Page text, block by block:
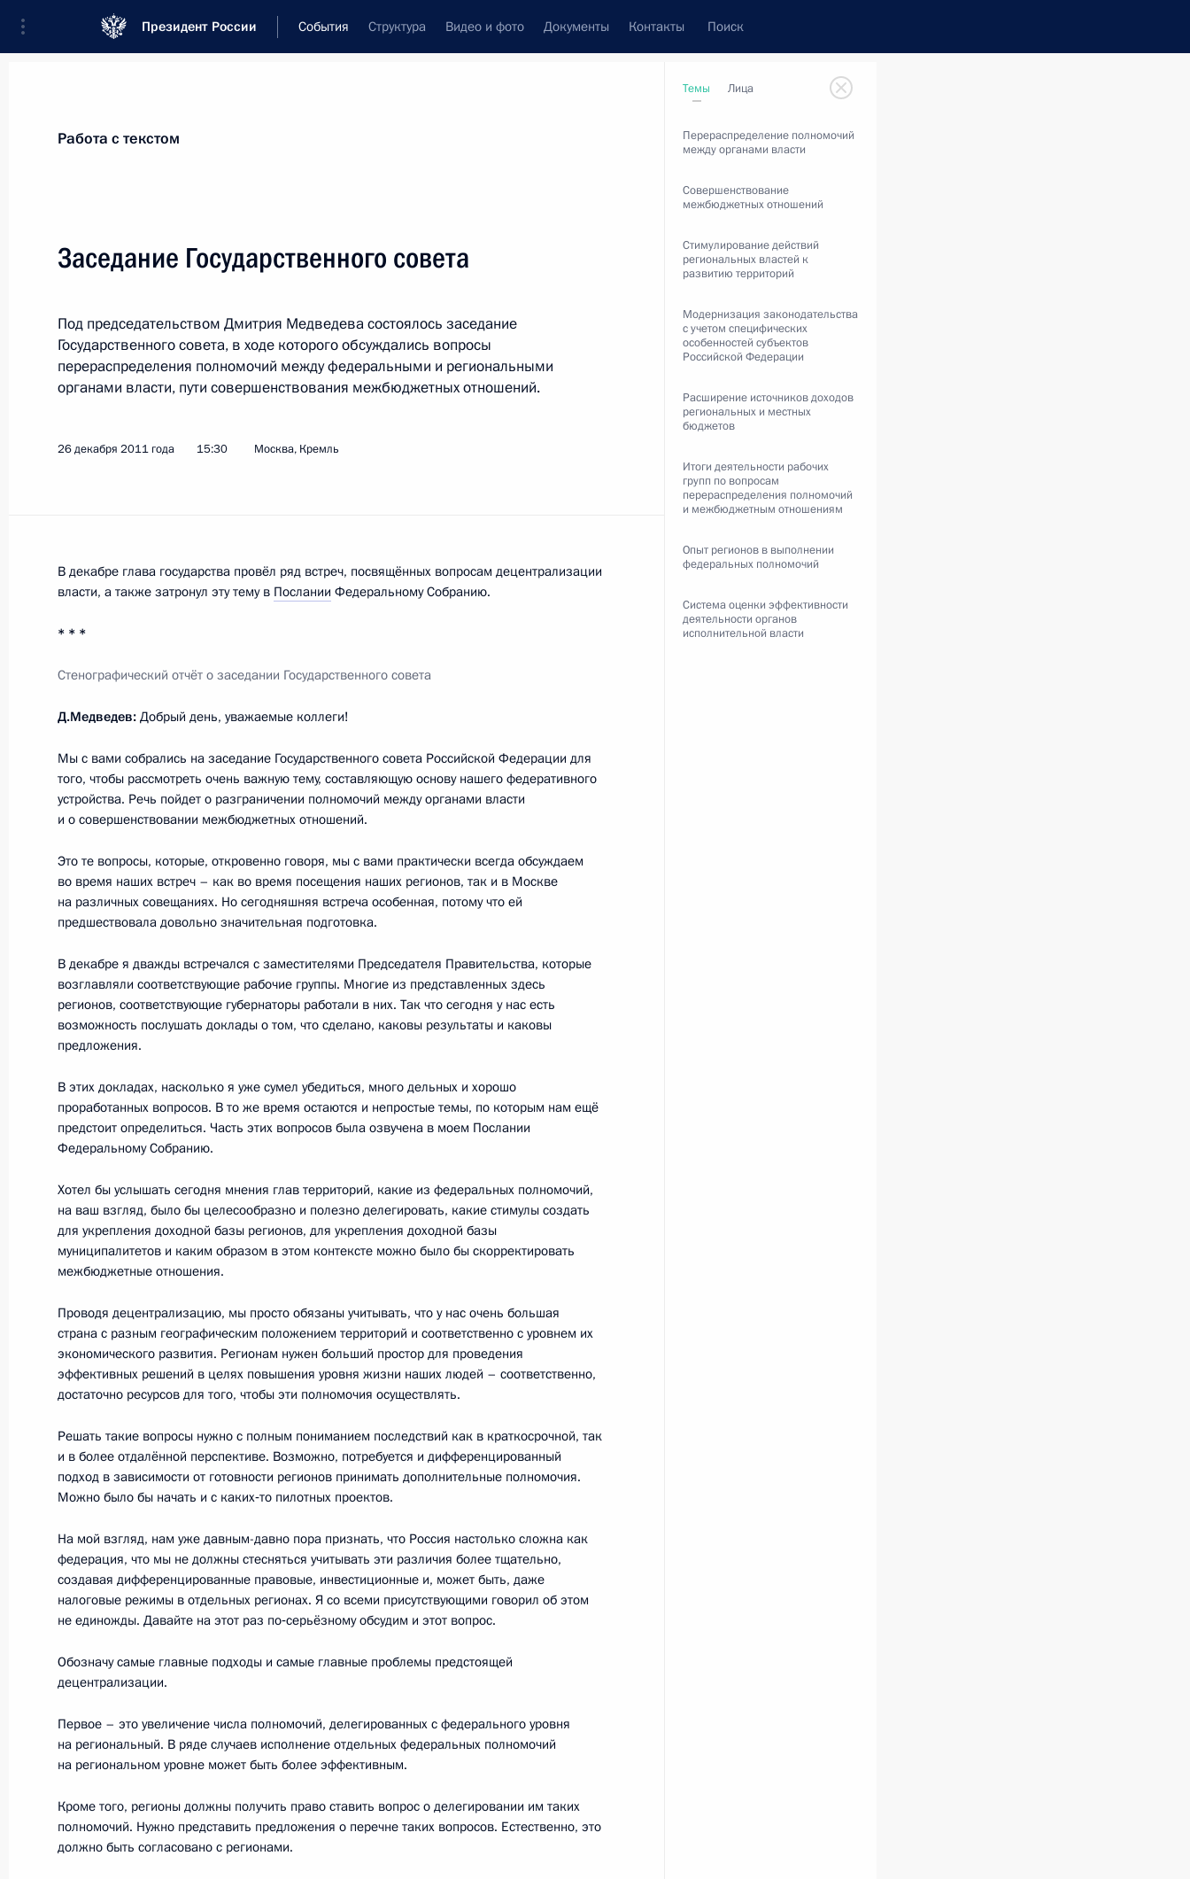
Президент России События Структура Видео и фото Документы Контакты Поиск
Комиссии и советы
январь, 2012
Новости
Послания Федеральному Собранию
Совещания, заседания, рабочие встречи
Речи и обращения
Пресс-конференции
Статьи
Встреча с Главой Палестинской национальной администрации
Махмудом Аббасом
управления
19 января 2012 года, 15:00 Москва
18 января 2012 года, среда
Совещание по экономическим вопросам
Вручение знамени Следственного комитета России
17 января 2012 года, вторник
17 января 2012 года, 13:30 Московская область, Горки
16 января 2012 года, понедельник
Заседание президиума Государственного совета об усилении
государственных гарантий защиты прав потребителей
16 января 2012 года, 19:00 Саранск
Рабочая встреча с Главой Республики Мордовии Николаем
Меркушкиным
Саранск
13 января 2012 года, пятница
Встреча с руководством Генпрокуратуры и представителями
международного прокурорского сообщества
13 января 2012 года, 14:30
12 января 2012 года, четверг
Дмитрий Медведев провёл совещание с руководством ряда
российских банков
12 января 2012 года, 14:30
Работа с текстом
Заседание Государственного совета
Под председательством Дмитрия Медведева состоялось заседание
Государственного совета, в ходе которого обсуждались вопросы
перераспределения полномочий между федеральными и региональными
органами власти, пути совершенствования межбюджетных отношений.
26 декабря 2011 года 15:30 Москва, Кремль
В декабре глава государства провёл ряд встреч, посвящённых вопросам децентрализации
власти, а также затронул эту тему в Послании Федеральному Собранию.
* * *
Стенографический отчёт о заседании Государственного совета
Д.Медведев: Добрый день, уважаемые коллеги!
Мы с вами собрались на заседание Государственного совета Российской Федерации для
того, чтобы рассмотреть очень важную тему, составляющую основу нашего федеративного
устройства. Речь пойдет о разграничении полномочий между органами власти
и о совершенствовании межбюджетных отношений.
Это те вопросы, которые, откровенно говоря, мы с вами практически всегда обсуждаем
во время наших встреч – как во время посещения наших регионов, так и в Москве
на различных совещаниях. Но сегодняшняя встреча особенная, потому что ей
предшествовала довольно значительная подготовка.
В декабре я дважды встречался с заместителями Председателя Правительства, которые
возглавляли соответствующие рабочие группы. Многие из представленных здесь
регионов, соответствующие губернаторы работали в них. Так что сегодня у нас есть
возможность послушать доклады о том, что сделано, каковы результаты и каковы
предложения.
В этих докладах, насколько я уже сумел убедиться, много дельных и хорошо
проработанных вопросов. В то же время остаются и непростые темы, по которым нам ещё
предстоит определиться. Часть этих вопросов была озвучена в моем Послании
Федеральному Собранию.
Хотел бы услышать сегодня мнения глав территорий, какие из федеральных полномочий,
на ваш взгляд, было бы целесообразно и полезно делегировать, какие стимулы создать
для укрепления доходной базы регионов, для укрепления доходной базы
муниципалитетов и каким образом в этом контексте можно было бы скорректировать
межбюджетные отношения.
Проводя децентрализацию, мы просто обязаны учитывать, что у нас очень большая
страна с разным географическим положением территорий и соответственно с уровнем их
экономического развития. Регионам нужен больший простор для проведения
эффективных решений в целях повышения уровня жизни наших людей – соответственно,
достаточно ресурсов для того, чтобы эти полномочия осуществлять.
Решать такие вопросы нужно с полным пониманием последствий как в краткосрочной, так
и в более отдалённой перспективе. Возможно, потребуется и дифференцированный
подход в зависимости от готовности регионов принимать дополнительные полномочия.
Можно было бы начать и с каких‑то пилотных проектов.
На мой взгляд, нам уже давным-давно пора признать, что Россия настолько сложна как
федерация, что мы не должны стесняться учитывать эти различия более тщательно,
создавая дифференцированные правовые, инвестиционные и, может быть, даже
налоговые режимы в отдельных регионах. Я со всеми присутствующими говорил об этом
не единожды. Давайте на этот раз по‑серьёзному обсудим и этот вопрос.
Обозначу самые главные подходы и самые главные проблемы предстоящей
децентрализации.
Первое – это увеличение числа полномочий, делегированных с федерального уровня
на региональный. В ряде случаев исполнение отдельных федеральных полномочий
на региональном уровне может быть более эффективным.
Кроме того, регионы должны получить право ставить вопрос о делегировании им таких
полномочий. Нужно представить предложения о перечне таких вопросов. Естественно, это
должно быть согласовано с регионами.
Темы
Перераспределение полномочий
между органами власти
Совершенствование
межбюджетных отношений
Стимулирование действий
региональных властей к
развитию территорий
Модернизация законодательства
с учетом специфических
особенностей субъектов
Российской Федерации
Расширение источников доходов
региональных и местных
бюджетов
Итоги деятельности рабочих
групп по вопросам
перераспределения полномочий
и межбюджетным отношениям
Опыт регионов в выполнении
федеральных полномочий
Система оценки эффективности
деятельности органов
исполнительной власти
Лица